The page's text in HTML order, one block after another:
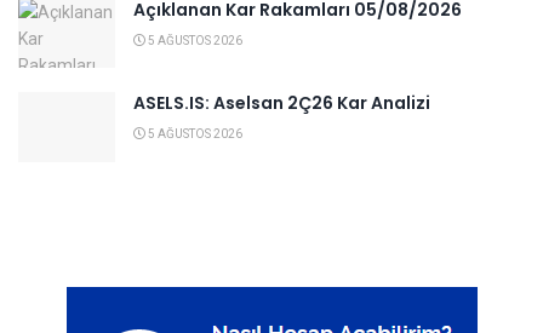
Açıklanan Kar Rakamları 05/08/2026
5 AĞUSTOS 2026
ASELS.IS: Aselsan 2Ç26 Kar Analizi
5 AĞUSTOS 2026